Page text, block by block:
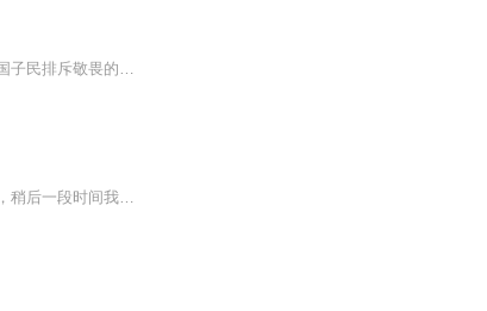
我从人间来到神国，又从神国坠入人间，马灯光芒蔓延之处，一切超凡皆被收容。我是谁？我是神国子民排斥敬畏的黑瞳异族；我是人间众生恐惧依赖的现实扭曲者；我是守灯人。【购买须知】1、本作品为付费有声书，购买成功后，即可收听。2、版权归原作者所有，...
感谢我生命中逆行菩萨的出现，否则还真不知世界有此奇葩。专门入手了我心理老师推荐的三本书，稍后一段时间我将专门研究NPD性格及反支配手段，专供听友借鉴。NPD有男有女的。​很幸运在出差前收到，我将在一切会议时间之外，抓时间、抢时间录制完成，上传...